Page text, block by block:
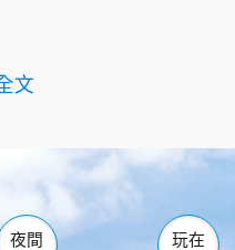
文
南仁湖
佳樂水
森林遊樂區
處遊客中心
社頂公園 風吹沙
船帆石 龍磐公園
香蕉灣
砂島
鵝鑾鼻
夜間
玩在